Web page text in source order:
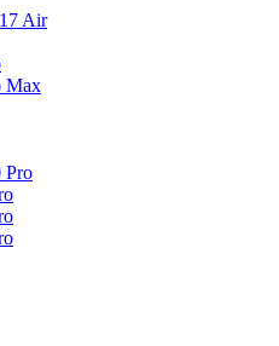
Air
Max
Pro